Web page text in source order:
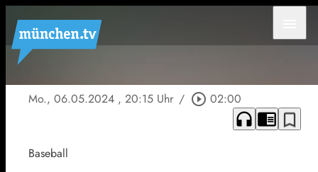
Mo., 06.05.2024 , 20:15 Uhr / play_circle_outline 02:00
headphones chrome_reader_mode bookmark_border
Baseball